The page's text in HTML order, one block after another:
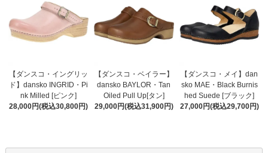
【ダンスコ・イングリッ
ド】dansko INGRID・Pi
nk Milled [ピンク]
28,000円(税込30,800円)
【ダンスコ・ベイラー】
dansko BAYLOR・Tan
Oiled Pull Up[タン]
29,000円(税込31,900円)
【ダンスコ・メイ】dan
sko MAE・Black Burnis
hed Suede [ブラック]
27,000円(税込29,700円)